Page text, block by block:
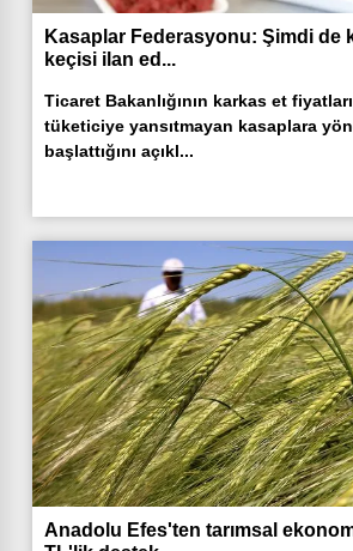
Kasaplar Federasyonu: Şimdi de
keçisi ilan ed...
Ticaret Bakanlığının karkas et
tüketiciye yansıtmayan kasaplara
başlattığını açıkl...
Anadolu Efes'ten tarımsal